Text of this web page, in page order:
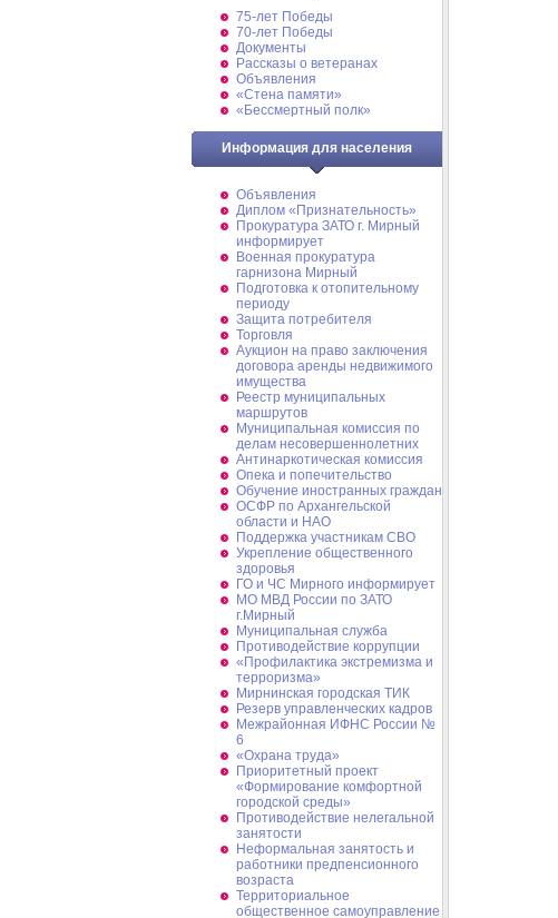
75-лет Победы
70-лет Победы
Документы
Рассказы о ветеранах
Объявления
«Стена памяти»
«Бессмертный полк»
Информация для населения
Объявления
Диплом «Признательность»
Прокуратура ЗАТО г. Мирный
информирует
Военная прокуратура
гарнизона Мирный
Подготовка к отопительному
периоду
Защита потребителя
Торговля
Аукцион на право заключения
договора аренды недвижимого
имущества
Реестр муниципальных
маршрутов
Муниципальная комиссия по
делам несовершеннолетних
Антинаркотическая комиссия
Опека и попечительство
Обучение иностранных граждан
ОСФР по Архангельской
области и НАО
Поддержка участникам СВО
Укрепление общественного
здоровья
ГО и ЧС Мирного информирует
МО МВД России по ЗАТО
г.Мирный
Муниципальная cлужба
Противодействие коррупции
«Профилактика экстремизма и
терроризма»
Мирнинская городская ТИК
Резерв управленческих кадров
Межрайонная ИФНС России №
6
«Охрана труда»
Приоритетный проект
«Формирование комфортной
городской среды»
Противодействие нелегальной
занятости
Неформальная занятость и
работники предпенсионного
возраста
Территориальное
общественное самоуправление